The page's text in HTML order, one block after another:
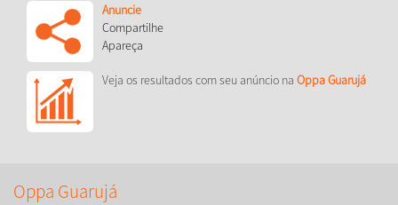
Anuncie
Compartilhe
Apareça
Veja os resultados com seu anúncio na Oppa Guarujá
Oppa Guarujá